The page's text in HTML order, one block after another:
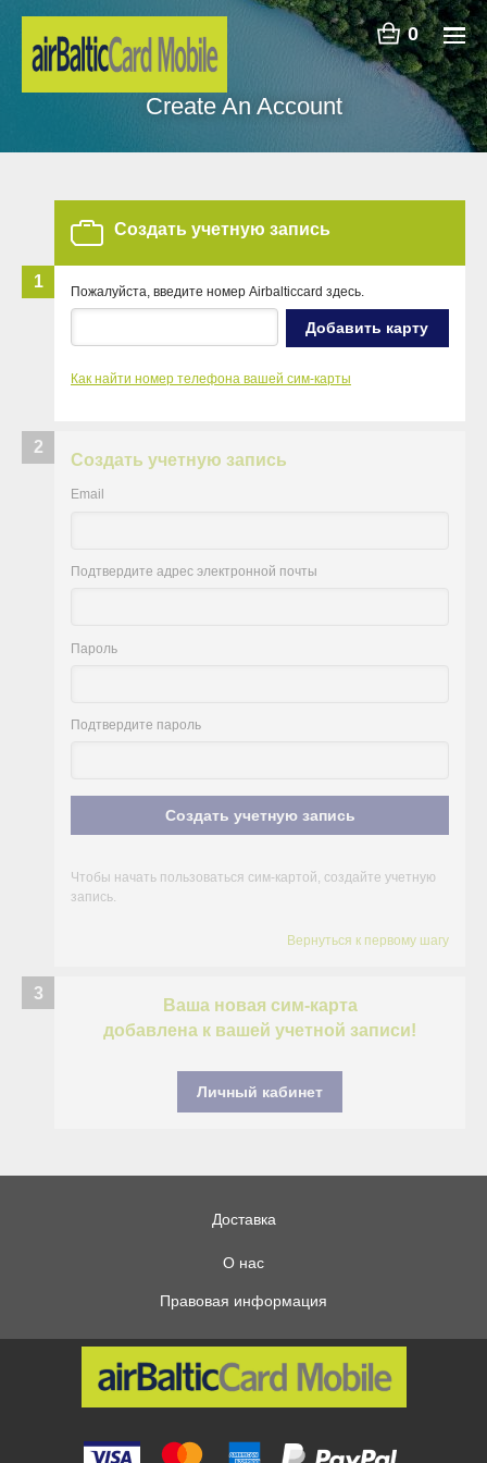
0
Create An Account
Создать учетную запись
1
Пожалуйста, введите номер Airbalticcard здесь.
Добавить карту
Как найти номер телефона вашей сим-карты
2
Создать учетную запись
Email
Подтвердите адрес электронной почты
Пароль
Подтвердите пароль
Создать учетную запись
Чтобы начать пользоваться сим-картой, создайте учетную
запись.
Вернуться к первому шагу
3
Ваша новая сим-карта
добавлена к вашей учетной записи!
Личный кабинет
Доставка
О нас
Правовая информация